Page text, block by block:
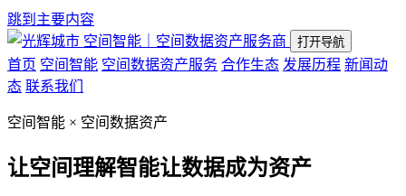
跳到主要内容
空间智能｜空间数据资产服务商
打开导航
首页 空间智能 空间数据资产服务 合作生态 发展历程 新闻动
态 联系我们
空间智能 × 空间数据资产
让空间理解智能让数据成为资产